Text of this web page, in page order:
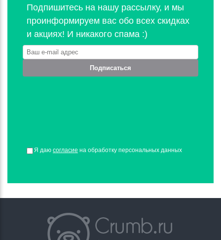
Подпишитесь на нашу рассылку, и мы
проинформируем вас обо всех скидках
и акциях! И никакого спама :)
Подписаться
Я даю согласие на обработку персональных данных